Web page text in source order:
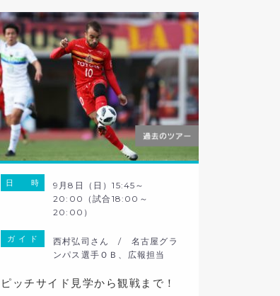
日 時
9月8日（日）15:45～
20:00（試合18:00～
20:00）
ガ イ ド
西村弘司さん / 名古屋グラ
ンパス選手ＯＢ、広報担当
ピッチサイド見学から観戦まで！